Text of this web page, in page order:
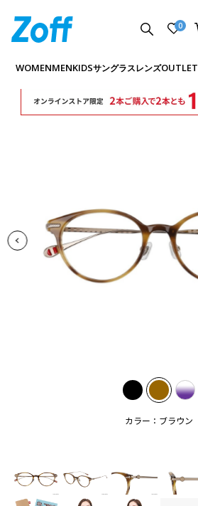
0
WOMENMENKIDSサングラスレンズOUTLET
カラー：ブラウン
商品詳細ページへ